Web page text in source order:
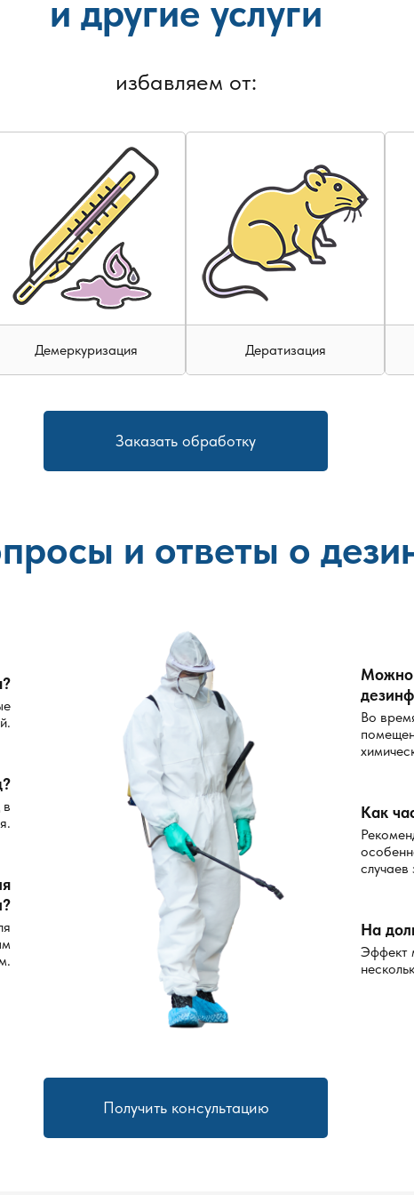
и другие услуги
избавляем от:
Демеркуризация Дератизация
Заказать обработку
и ответы о
Можно
Во
Как
случаев
На
Эффект
Получить консультацию